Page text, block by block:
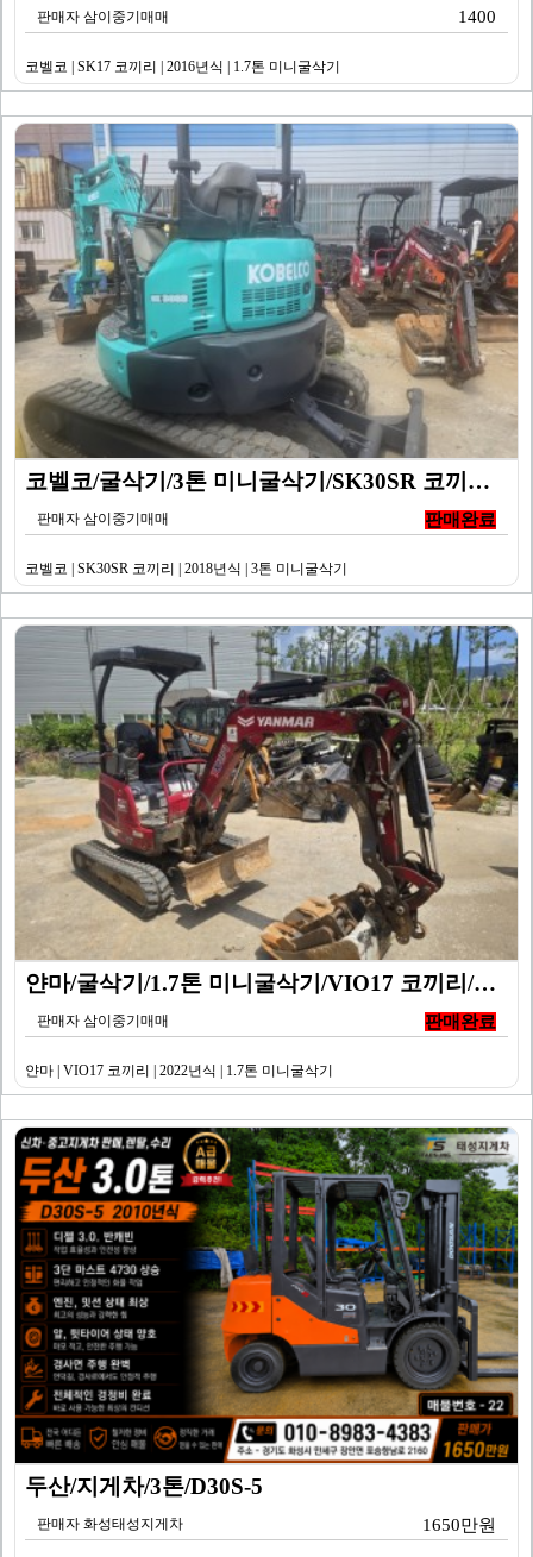
판매자 삼이중기매매 1400
코벨코 | SK17 코끼리 | 2016년식 | 1.7톤 미니굴삭기
코벨코/굴삭기/3톤 미니굴삭기/SK30SR 코끼리/20…
판매자 삼이중기매매 판매완료
코벨코 | SK30SR 코끼리 | 2018년식 | 3톤 미니굴삭기
얀마/굴삭기/1.7톤 미니굴삭기/VIO17 코끼리/20…
판매자 삼이중기매매 판매완료
얀마 | VIO17 코끼리 | 2022년식 | 1.7톤 미니굴삭기
두산/지게차/3톤/D30S-5
판매자 화성태성지게차 1650만원